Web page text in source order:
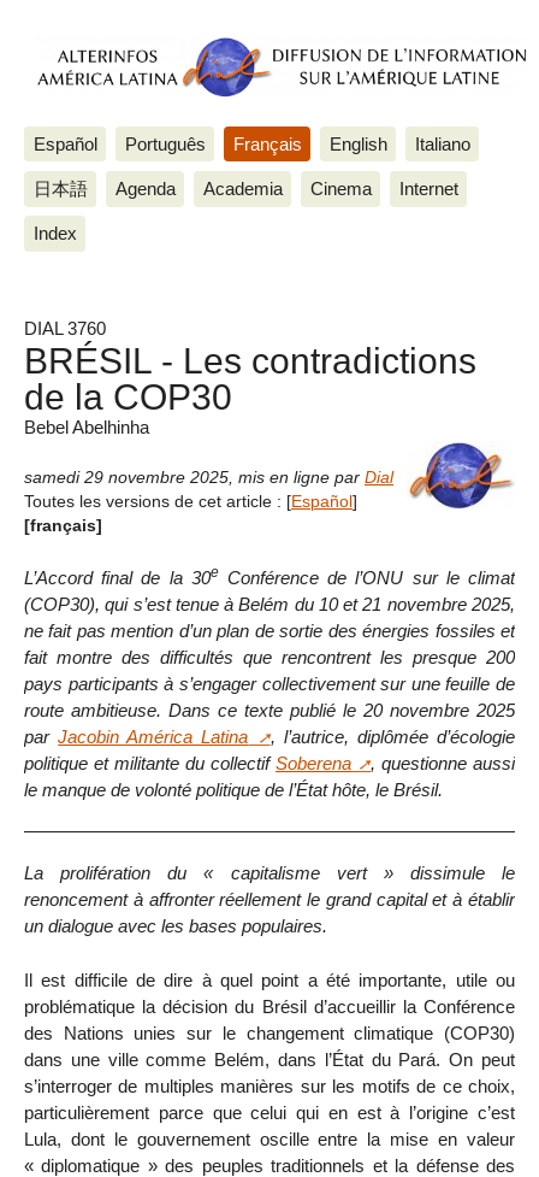
Español Português Français English Italiano
日本語 Agenda Academia Cinema Internet
Index
DIAL 3760
BRÉSIL - Les contradictions
de la COP30
Bebel Abelhinha
samedi 29 novembre 2025 mis en ligne par Dial
Toutes les versions de cet article : [Español]
[français]
L’Accord final de la 30eConférence de l’ONU sur le climat
(COP30), qui s’est tenue à Belém du 10 et 21 novembre 2025,
ne fait pas mention d’un plan de sortie des énergies fossiles et
fait montre des difficultés que rencontrent les presque 200
pays participants à s’engager collectivement sur une feuille de
route ambitieuse. Dans ce texte publié le 20 novembre 2025
parJacobin América Latina
, l’autrice, diplômée d’écologie
politique et militante du collectifSoberena
, questionne aussi
le manque de volonté politique de l’État hôte, le Brésil.
La prolifération du « capitalisme vert » dissimule le
renoncement à affronter réellement le grand capital et à établir
un dialogue avec les bases populaires.
Il est difficile de dire à quel point a été importante, utile ou
problématique la décision du Brésil d’accueillir la Conférence
des Nations unies sur le changement climatique (COP30)
dans une ville comme Belém, dans l’État du Pará. On peut
s’interroger de multiples manières sur les motifs de ce choix,
particulièrement parce que celui qui en est à l’origine c’est
Lula, dont le gouvernement oscille entre la mise en valeur
« diplomatique » des peuples traditionnels et la défense des